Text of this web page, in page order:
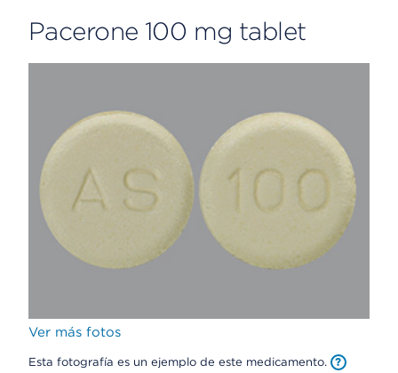
Pacerone 100 mg tablet
Ver más fotos
Esta fotografía es un ejemplo de este medicamento.